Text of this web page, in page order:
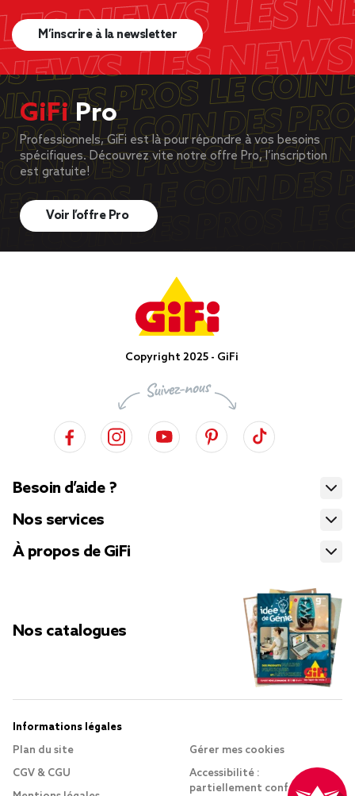
M’inscrire à la newsletter
GiFiPro
Professionnels, GiFi est là pour répondre à vos besoins
spécifiques. Découvrez vite notre offre Pro, l’inscription
est gratuite!
Voir l’offre Pro
Copyright 2025 - GiFi
Besoin d’aide ?
Nos services
À propos de GiFi
Nos catalogues
Informations légales
Plan du site
CGV & CGU
Gérer mes cookies
Accessibilité :
partiellement conforme